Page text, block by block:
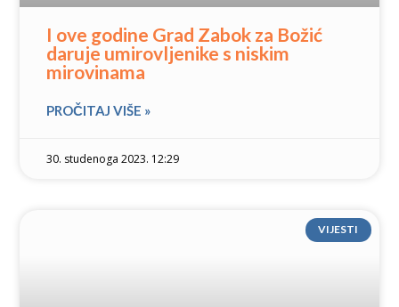
I ove godine Grad Zabok za Božić
daruje umirovljenike s niskim
mirovinama
PROČITAJ VIŠE »
30. studenoga 2023. 12:29
VIJESTI